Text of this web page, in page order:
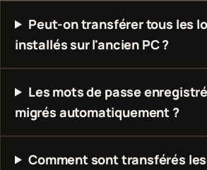
Peut-on transférer tous les
installés sur l'ancien PC ?
Les mots de passe
migrés automatiquement ?
Comment sont transférés